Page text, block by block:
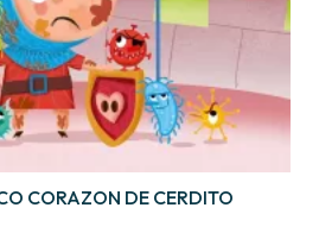
CORAZON DE CERDITO